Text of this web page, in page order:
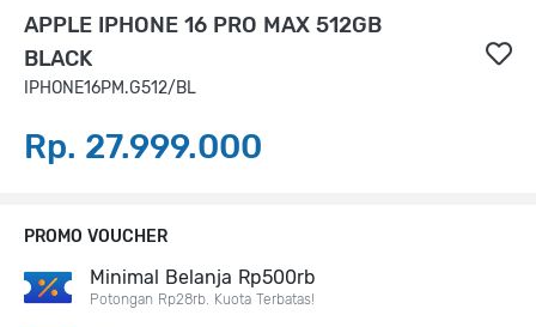
APPLE IPHONE 16 PRO MAX 512GB
BLACK
IPHONE16PM.G512/BL
Rp. 27.999.000
PROMO VOUCHER
Minimal Belanja Rp500rb
Potongan Rp28rb. Kuota Terbatas!